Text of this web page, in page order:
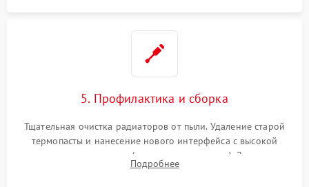
5. Профилактика и сборка
Тщательная очистка радиаторов от пыли. Удаление старой
термопасты и нанесение нового интерфейса с высокой
теплопроводностью (или жидкого металла). Замена
термопрокладок. Аккуратная сборка консоли и подключение
Подробнее